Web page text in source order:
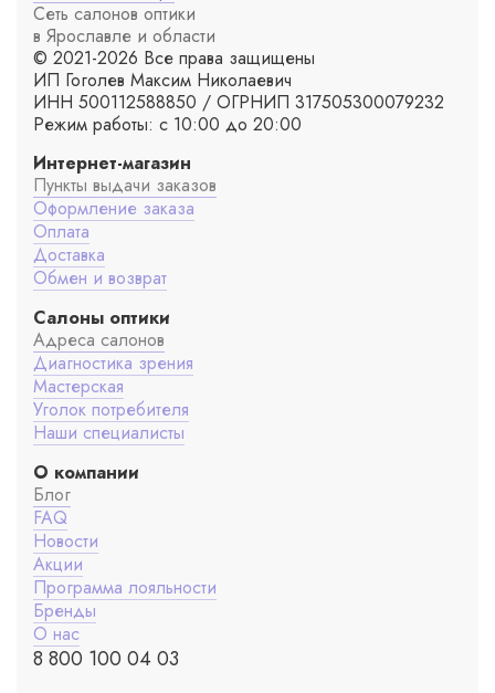
Сеть салонов оптики
в Ярославле и области
© 2021-2026 Все права защищены
ИП Гоголев Максим Николаевич
ИНН 500112588850 / ОГРНИП 317505300079232
Режим работы: с 10:00 до 20:00
Интернет-магазин
Пункты выдачи заказов
Оформление заказа
Оплата
Доставка
Обмен и возврат
Салоны оптики
Адреса салонов
Диагностика зрения
Мастерская
Уголок потребителя
Наши специалисты
О компании
Блог
FAQ
Новости
Акции
Программа лояльности
Бренды
О нас
8 800 100 04 03